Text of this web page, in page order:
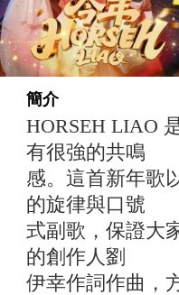
簡介
HORSEH LIAO
有很強的共鳴
感。這首新年歌
的旋律與口號
式副歌，保證大
的創作人劉
伊幸作詞作曲，